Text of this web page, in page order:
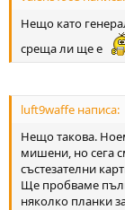
Нещо като
среща ли ще е
luft9waffe написа:
Нещо такова.
мишени, но сега
състезателни
Ще пробваме
няколко планки